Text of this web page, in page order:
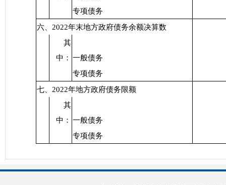
专项债务
六、2022年末地方政府债务余额决算数
其
中： 一般债务
专项债务
七、2022年地方政府债务限额
其
中： 一般债务
专项债务